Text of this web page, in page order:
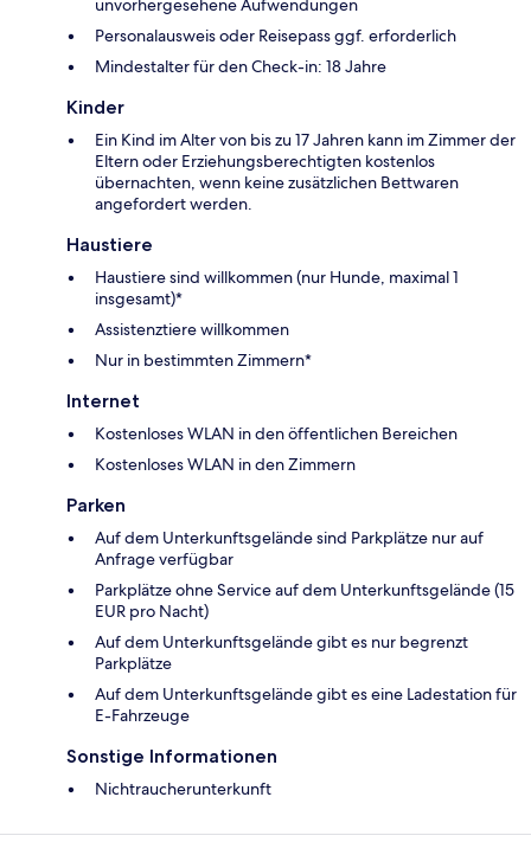
unvorhergesehene Aufwendungen
Personalausweis oder Reisepass ggf. erforderlich
Mindestalter für den Check-in: 18 Jahre
Kinder
Ein Kind im Alter von bis zu 17 Jahren kann im Zimmer der
Eltern oder Erziehungsberechtigten kostenlos
übernachten, wenn keine zusätzlichen Bettwaren
angefordert werden.
Haustiere
Haustiere sind willkommen (nur Hunde, maximal 1
insgesamt)*
Assistenztiere willkommen
Nur in bestimmten Zimmern*
Internet
Kostenloses WLAN in den öffentlichen Bereichen
Kostenloses WLAN in den Zimmern
Parken
Auf dem Unterkunftsgelände sind Parkplätze nur auf
Anfrage verfügbar
Parkplätze ohne Service auf dem Unterkunftsgelände (15
EUR pro Nacht)
Auf dem Unterkunftsgelände gibt es nur begrenzt
Parkplätze
Auf dem Unterkunftsgelände gibt es eine Ladestation für
E-Fahrzeuge
Sonstige Informationen
Nichtraucherunterkunft